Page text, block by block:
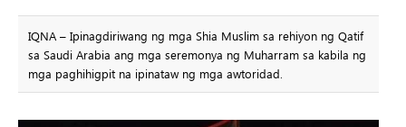
IQNA – Ipinagdiriwang ng mga Shia Muslim sa rehiyon ng Qatif
sa Saudi Arabia ang mga seremonya ng Muharram sa kabila ng
mga paghihigpit na ipinataw ng mga awtoridad.